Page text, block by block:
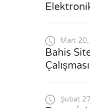
Mart
Bahis
Çalışması
Şubat